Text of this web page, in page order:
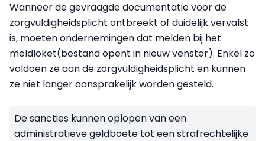
Wanneer de gevraagde documentatie voor de
zorgvuldigheidsplicht ontbreekt of duidelijk vervalst
is, moeten ondernemingen dat melden bij het
meldloket(bestand opent in nieuw venster). Enkel zo
voldoen ze aan de zorgvuldigheidsplicht en kunnen
ze niet langer aansprakelijk worden gesteld.
De sancties kunnen oplopen van een
administratieve geldboete tot een strafrechtelijke